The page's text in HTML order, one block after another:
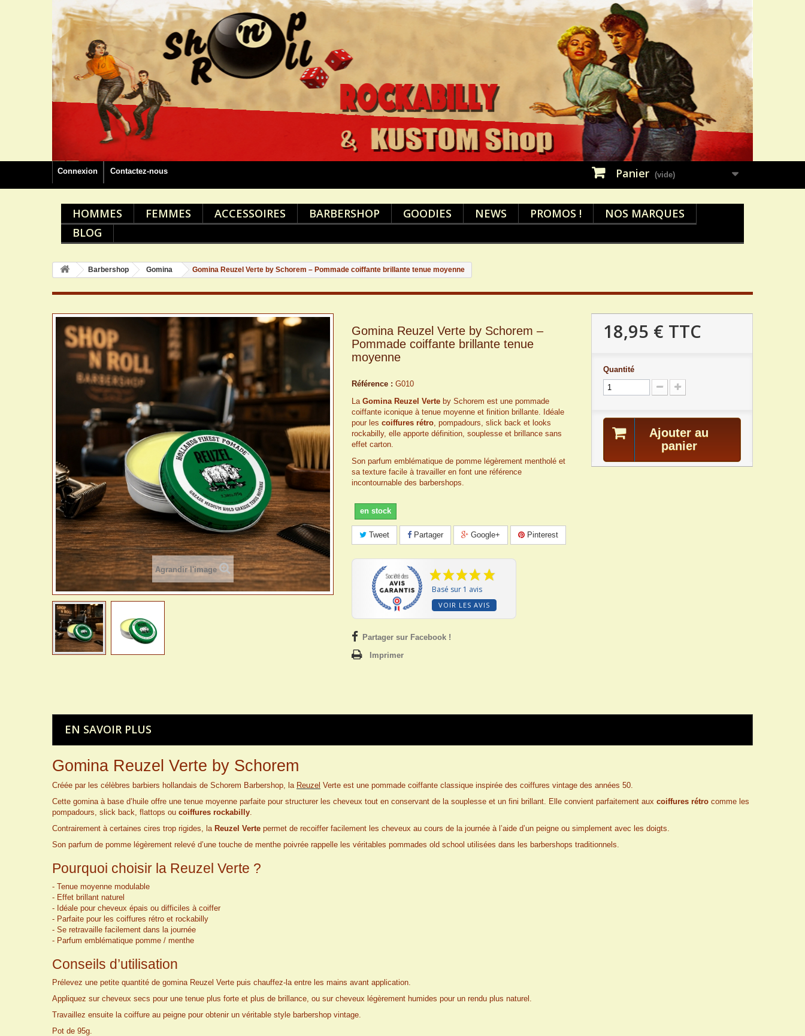
Connexion Contactez-nous Panier (vide)
HOMMES FEMMES ACCESSOIRES BARBERSHOP GOODIES NEWS PROMOS !
NOS MARQUES
BLOG
Barbershop Gomina Gomina Reuzel Verte by Schorem – Pommade coiffante brillante tenue moyenne
Agrandir l'image
Gomina Reuzel Verte by Schorem –
Pommade coiffante brillante tenue
moyenne
Référence : G010
La Gomina Reuzel Verte by Schorem est une pommade
coiffante iconique à tenue moyenne et finition brillante. Idéale
pour les coiffures rétro, pompadours, slick back et looks
rockabilly, elle apporte définition, souplesse et brillance sans
effet carton.
Son parfum emblématique de pomme légèrement mentholé et
sa texture facile à travailler en font une référence
incontournable des barbershops.
en stock
Tweet Partager Google+ Pinterest
Basé sur 1 avis
VOIR LES AVIS
Partager sur Facebook !
Imprimer
18,95 € TTC
Quantité
Ajouter au
panier
EN SAVOIR PLUS
Gomina Reuzel Verte by Schorem
Créée par les célèbres barbiers hollandais de Schorem Barbershop, la Reuzel Verte est une pommade coiffante classique inspirée des coiffures vintage des années 50.
Cette gomina à base d’huile offre une tenue moyenne parfaite pour structurer les cheveux tout en conservant de la souplesse et un fini brillant. Elle convient parfaitement aux coiffures rétro comme les
pompadours, slick back, flattops ou coiffures rockabilly.
Contrairement à certaines cires trop rigides, la Reuzel Verte permet de recoiffer facilement les cheveux au cours de la journée à l’aide d’un peigne ou simplement avec les doigts.
Son parfum de pomme légèrement relevé d’une touche de menthe poivrée rappelle les véritables pommades old school utilisées dans les barbershops traditionnels.
Pourquoi choisir la Reuzel Verte ?
- Tenue moyenne modulable
- Effet brillant naturel
- Idéale pour cheveux épais ou difficiles à coiffer
- Parfaite pour les coiffures rétro et rockabilly
- Se retravaille facilement dans la journée
- Parfum emblématique pomme / menthe
Conseils d’utilisation
Prélevez une petite quantité de gomina Reuzel Verte puis chauffez-la entre les mains avant application.
Appliquez sur cheveux secs pour une tenue plus forte et plus de brillance, ou sur cheveux légèrement humides pour un rendu plus naturel.
Travaillez ensuite la coiffure au peigne pour obtenir un véritable style barbershop vintage.
Pot de 95g.